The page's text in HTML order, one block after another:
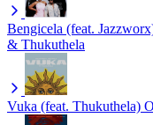
Bengicela (feat.
& Thukuthela
Vuka (feat. Thukuthela)